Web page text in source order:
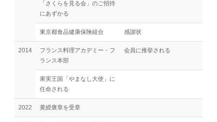
「さくらを見る会」のご招待
にあずかる
東京都食品健康保険組合 感謝状
2014
フランス料理アカデミー・フ
ランス本部
会員に推挙される
果実王国「やまなし大使」に
任命される
2022 黄綬褒章を受章